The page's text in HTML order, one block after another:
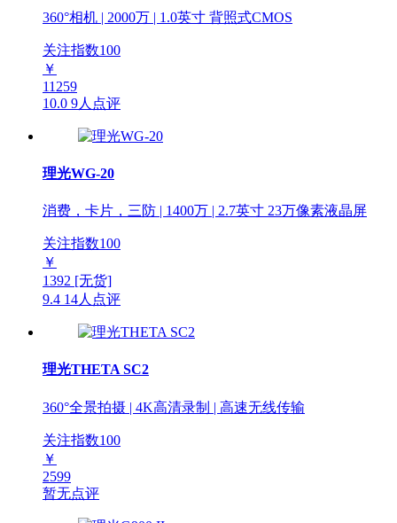
360°相机 | 2000万 | 1.0英寸 背照式CMOS
关注指数100
￥
11259
10.0 9人点评
理光WG-20
消费，卡片，三防 | 1400万 | 2.7英寸 23万像素液晶屏
关注指数100
￥
1392 [无货]
9.4 14人点评
理光THETA SC2
360°全景拍摄 | 4K高清录制 | 高速无线传输
关注指数100
￥
2599
暂无点评